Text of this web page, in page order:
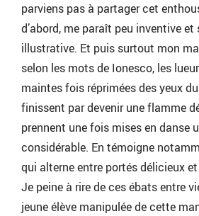
parviens pas à partager cet
d’abord, me paraît peu inventive
illustrative. Et puis surtout mon
selon les mots de Ionesco, les
maintes fois réprimées des yeux
finissent par devenir une flamme
prennent une fois mises en danse
considérable. En témoigne
qui alterne entre portés délicieux
Je peine à rire de ces ébats entre
jeune élève manipulée de cette